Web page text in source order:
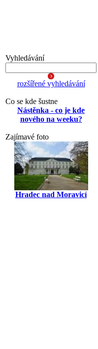
Vyhledávání
rozšířené vyhledávání
Co se kde šustne
Nástěnka - co je kde
nového na weeku?
Zajímavé foto
Hradec nad Moravicí